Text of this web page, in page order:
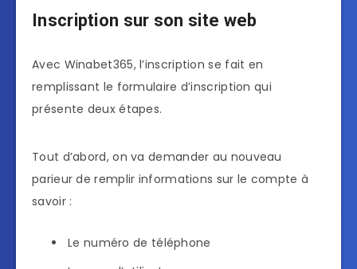
Inscription sur son site web
Avec Winabet365, l’inscription se fait en
remplissant le formulaire d’inscription qui
présente deux étapes.
Tout d’abord, on va demander au nouveau
parieur de remplir informations sur le compte à
savoir :
Le numéro de téléphone